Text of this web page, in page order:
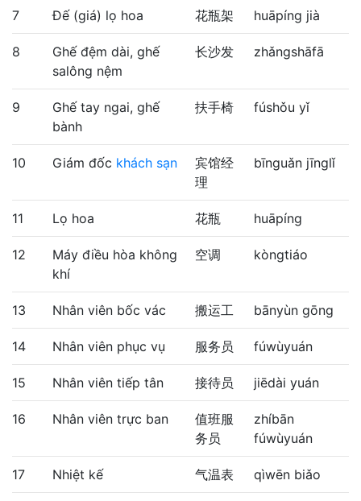
7 Đế (giá) lọ hoa 花瓶架 huāpíng jià
8
Ghế đệm dài, ghế
salông nệm
长沙发 zhǎngshāfā
9
Ghế tay ngai, ghế
bành
扶手椅 fúshǒu yǐ
10 Giám đốc khách sạn
宾馆经
理
bīnguǎn jīnglǐ
11 Lọ hoa 花瓶 huāpíng
12
Máy điều hòa không
khí
空调 kòngtiáo
13 Nhân viên bốc vác 搬运工 bānyùn gōng
14 Nhân viên phục vụ 服务员 fúwùyuán
15 Nhân viên tiếp tân 接待员 jiēdài yuán
16 Nhân viên trực ban
值班服
务员
zhíbān
fúwùyuán
17 Nhiệt kế 气温表 qìwēn biǎo